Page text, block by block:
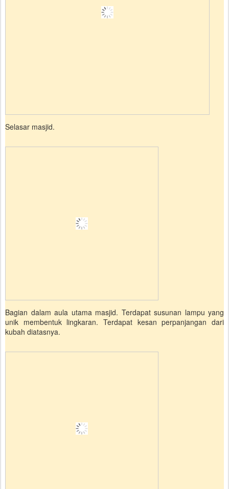
Selasar masjid.
Bagian dalam aula utama masjid. Terdapat susunan lampu yang
unik membentuk lingkaran. Terdapat kesan perpanjangan dari
kubah diatasnya.